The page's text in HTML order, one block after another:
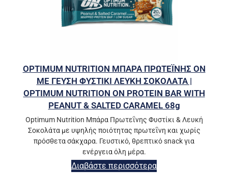
OPTIMUM NUTRITION ΜΠΑΡΑ ΠΡΩΤΕΪΝΗΣ ΟΝ
ΜΕ ΓΕΥΣΗ ΦΥΣΤΙΚΙ ΛΕΥΚΗ ΣΟΚΟΛΑΤΑ |
OPTIMUM NUTRITION ON PROTEIN BAR WITH
PEANUT & SALTED CARAMEL 68g
Optimum Nutrition Μπάρα Πρωτεΐνης Φυστίκι & Λευκή
Σοκολάτα με υψηλής ποιότητας πρωτεΐνη και χωρίς
πρόσθετα σάκχαρα. Γευστικό, θρεπτικό snack για
ενέργεια όλη μέρα.
Διαβάστε περισσότερα